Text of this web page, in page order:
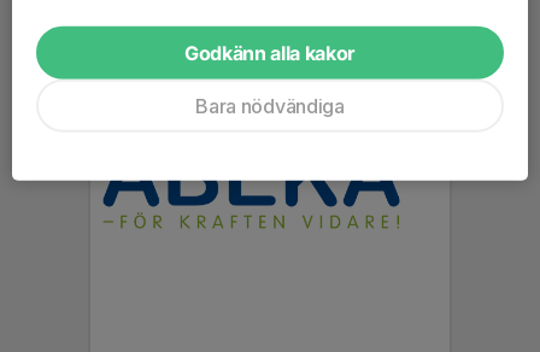
Godkänn alla kakor
Bara nödvändiga